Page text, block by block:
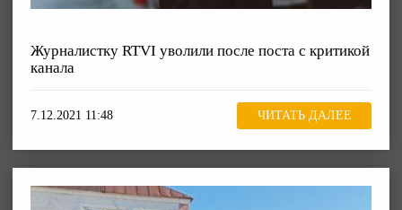
Журналистку RTVI уволили после поста с критикой
канала
7.12.2021 11:48 ЧИТАТЬ ДАЛЕЕ